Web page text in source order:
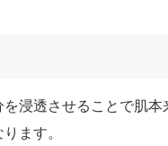
浸透させることで肌本
ます。